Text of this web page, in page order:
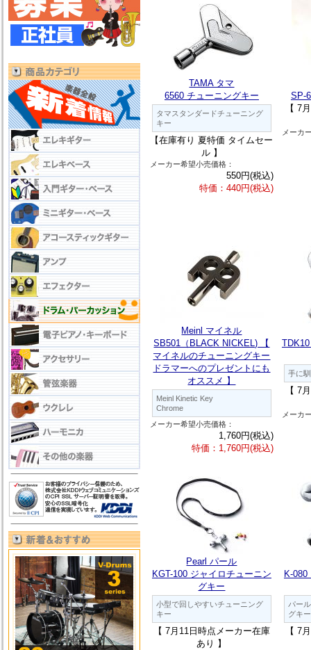
TAMA タマ
6560 チューニングキー
タマスタンダードチューニング
キー
【在庫有り 夏特価 タイムセー
ル 】
メーカー希望小売価格：
550円(税込)
特価：440円(税込)
SP-
【 7
メーカ
Meinl マイネル
SB501（BLACK NICKEL) 【
マイネルのチューニングキー
ドラマーへのプレゼントにも
オススメ 】
Meinl Kinetic Key
Chrome
メーカー希望小売価格：
1,760円(税込)
特価：1,760円(税込)
手に
【 7
メーカ
Pearl パール
KGT-100 ジャイロチューニン
グキー
小型で回しやすいチューニング
キー
【 7月11日時点メーカー在庫
あり 】
K-
パー
グキー
【 7